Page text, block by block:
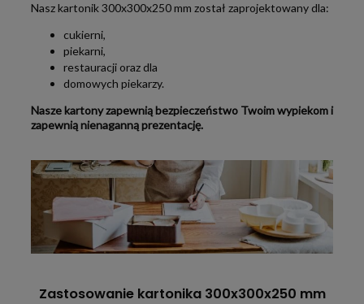
Nasz kartonik 300x300x250 mm został zaprojektowany dla:
cukierni,
piekarni,
restauracji oraz dla
domowych piekarzy.
Nasze kartony zapewnią bezpieczeństwo Twoim wypiekom i
zapewnią nienaganną prezentację.
Zastosowanie kartonika 300x300x250 mm